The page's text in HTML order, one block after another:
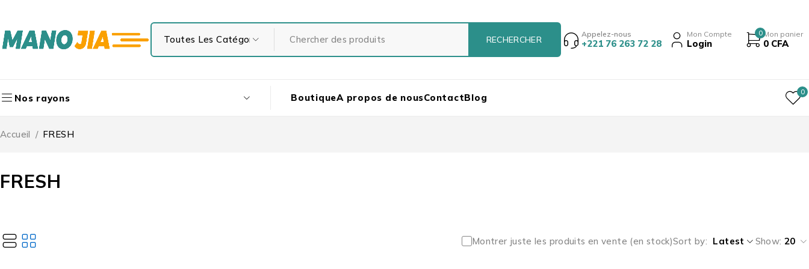
Appelez-nous
+221 76 263 72 28
Mon Compte
Login
0 Mon panier
0 CFA
Nos rayons BoutiqueA propos de nousContactBlog 0
FRESH
Accueil / FRESH
Montrer juste les produits en vente (en stock)Sort by Latest Show: 20